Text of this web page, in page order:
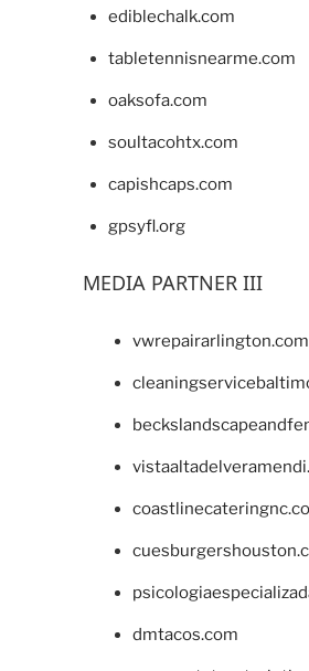
ediblechalk.com
tabletennisnearme.com
oaksofa.com
soultacohtx.com
capishcaps.com
gpsyfl.org
MEDIA PARTNER III
vwrepairarlington.com
dmtacos.com